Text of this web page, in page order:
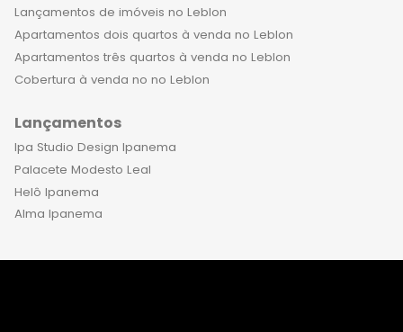
Lançamentos de imóveis no Leblon
Apartamentos dois quartos à venda no Leblon
Apartamentos três quartos à venda no Leblon
Cobertura à venda no no Leblon
Lançamentos
Ipa Studio Design Ipanema
Palacete Modesto Leal
Helô Ipanema
Alma Ipanema